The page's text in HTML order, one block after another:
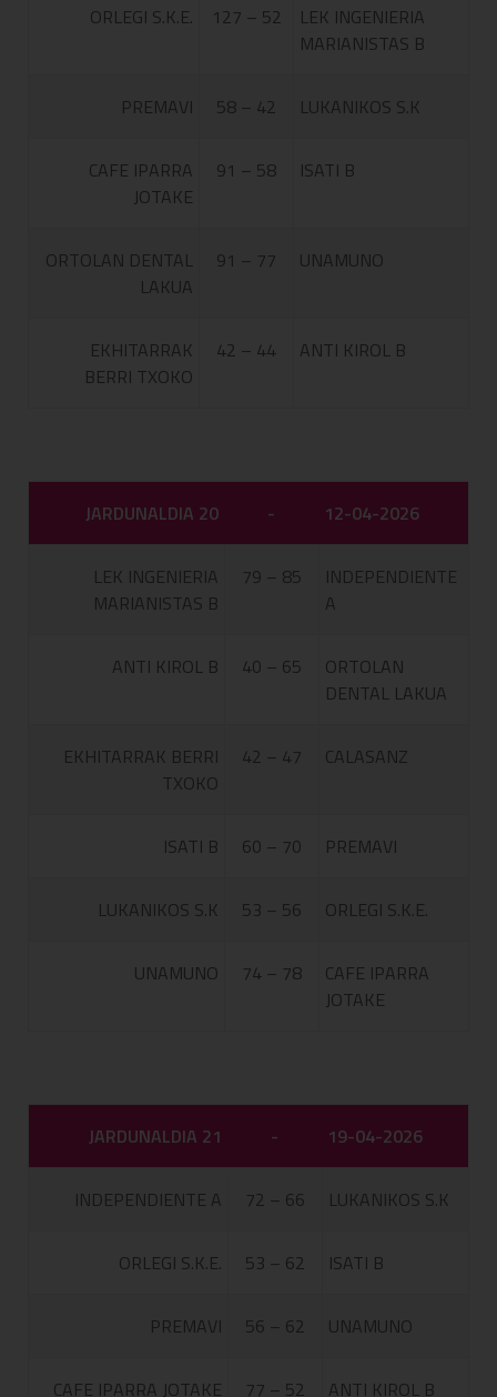
ORLEGI S.K.E. 127 – 52
LEK INGENIERIA
MARIANISTAS B
PREMAVI 58 – 42 LUKANIKOS S.K
CAFE IPARRA
JOTAKE
91 – 58 ISATI B
ORTOLAN DENTAL
LAKUA
91 – 77 UNAMUNO
EKHITARRAK
BERRI TXOKO
42 – 44 ANTI KIROL B
JARDUNALDIA 20 - 12-04-2026
LEK INGENIERIA
MARIANISTAS B
79 – 85
INDEPENDIENTE
A
ANTI KIROL B 40 – 65
ORTOLAN
DENTAL LAKUA
EKHITARRAK BERRI
TXOKO
42 – 47 CALASANZ
ISATI B 60 – 70 PREMAVI
LUKANIKOS S.K 53 – 56 ORLEGI S.K.E.
UNAMUNO 74 – 78
CAFE IPARRA
JOTAKE
JARDUNALDIA 21 - 19-04-2026
INDEPENDIENTE A 72 – 66 LUKANIKOS S.K
ORLEGI S.K.E. 53 – 62 ISATI B
PREMAVI 56 – 62 UNAMUNO
CAFE IPARRA JOTAKE 77 – 52 ANTI KIROL B